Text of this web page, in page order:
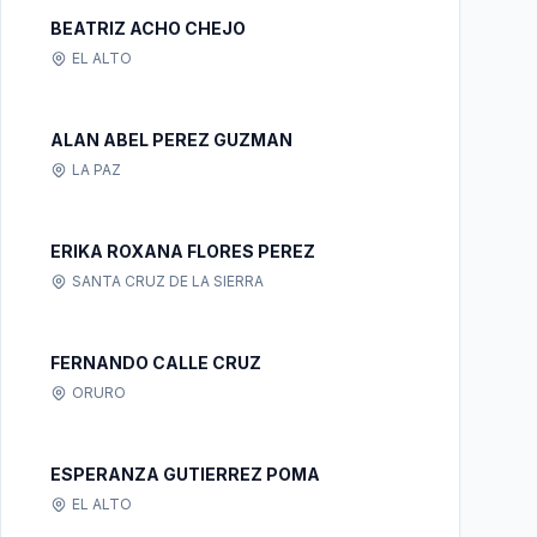
BEATRIZ ACHO CHEJO
EL ALTO
ALAN ABEL PEREZ GUZMAN
LA PAZ
ERIKA ROXANA FLORES PEREZ
SANTA CRUZ DE LA SIERRA
FERNANDO CALLE CRUZ
ORURO
ESPERANZA GUTIERREZ POMA
EL ALTO